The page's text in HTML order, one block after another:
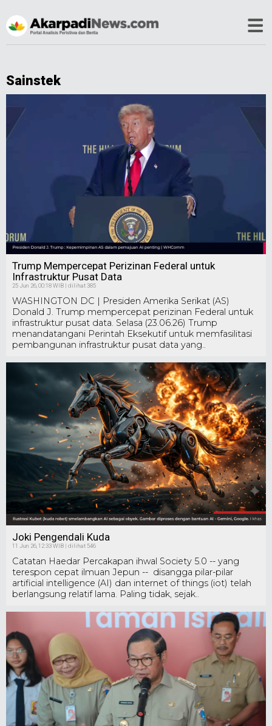
Sainstek
Trump Mempercepat Perizinan Federal untuk
Infrastruktur Pusat Data
25 Jun 26, 00:18 WIB | dilihat 385
WASHINGTON DC | Presiden Amerika Serikat (AS)
Donald J. Trump mempercepat perizinan Federal untuk
infrastruktur pusat data. Selasa (23.06.26) Trump
menandatangani Perintah Eksekutif untuk memfasilitasi
pembangunan infrastruktur pusat data yang..
Joki Pengendali Kuda
11 Jun 26, 12:33 WIB | dilihat 546
Catatan Haedar Percakapan ihwal Society 5.0 -- yang
terespon cepat ilmuan Jepun -- disangga pilar-pilar
artificial intelligence (AI) dan internet of things (iot) telah
berlangsung relatif lama. Paling tidak, sejak..